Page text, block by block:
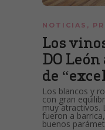
NOTICIAS ,
Los
DO
de
Los blancos y
con gran
muy atractivos.
fueron a
buenos